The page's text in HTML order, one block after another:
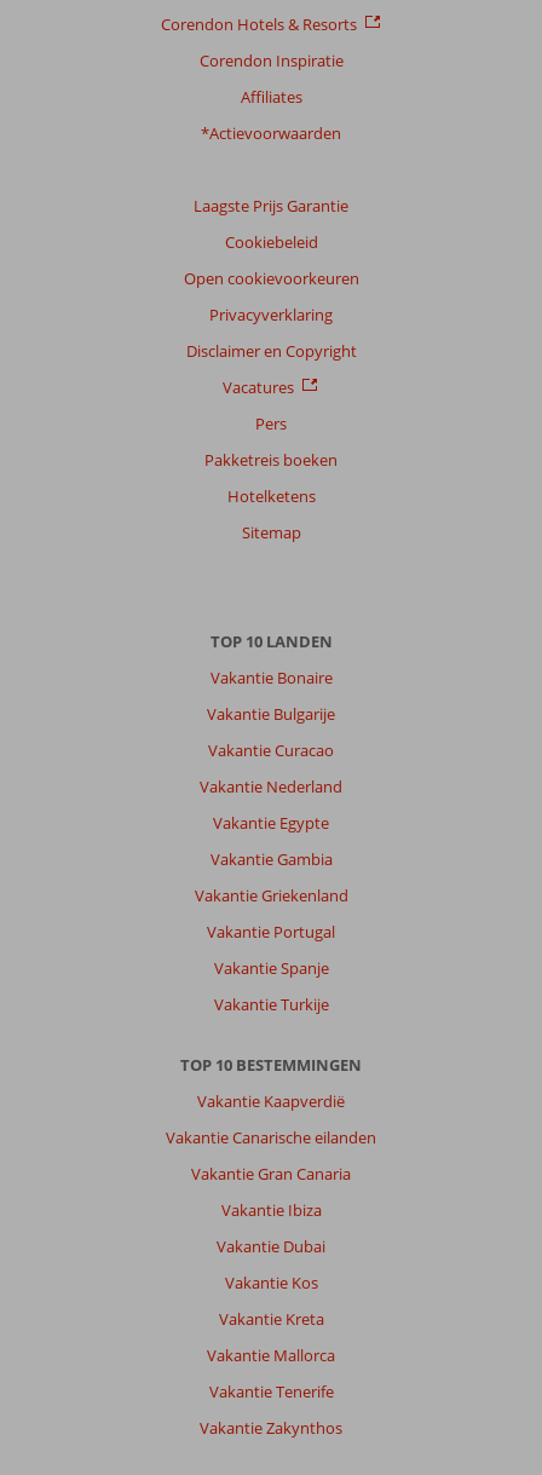
Corendon Hotels & Resorts
Corendon Inspiratie
Affiliates
*Actievoorwaarden
Laagste Prijs Garantie
Cookiebeleid
Open cookievoorkeuren
Privacyverklaring
Disclaimer en Copyright
Vacatures
Pers
Pakketreis boeken
Hotelketens
Sitemap
TOP 10 LANDEN
Vakantie Bonaire
Vakantie Bulgarije
Vakantie Curacao
Vakantie Nederland
Vakantie Egypte
Vakantie Gambia
Vakantie Griekenland
Vakantie Portugal
Vakantie Spanje
Vakantie Turkije
TOP 10 BESTEMMINGEN
Vakantie Kaapverdië
Vakantie Canarische eilanden
Vakantie Gran Canaria
Vakantie Ibiza
Vakantie Dubai
Vakantie Kos
Vakantie Kreta
Vakantie Mallorca
Vakantie Tenerife
Vakantie Zakynthos